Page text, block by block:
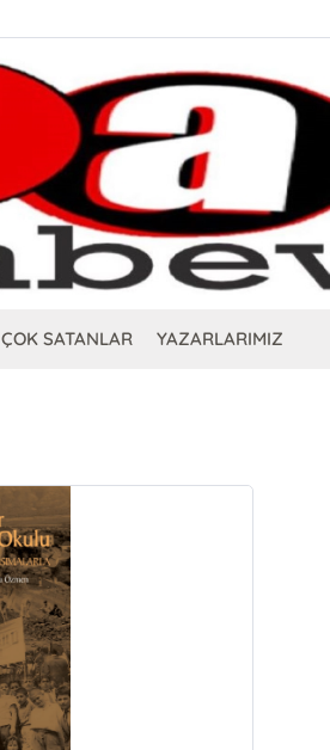
ÇOK SATANLAR YAZARLARIMIZ